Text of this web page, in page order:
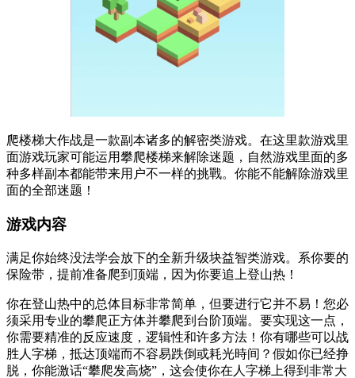
爬楼梯大作战是一款副本诸多的解密类游戏。在这里款游戏里
面游戏玩家可能运用攀爬楼梯来解除迷题，自然游戏里面的多
种多样副本都能带来用户不一样的挑戰。你能不能解除游戏里
面的全部迷题！
游戏内容
满足你始终没法学会放下的全新升级块益智类游戏。系你要的
保险带，提前准备爬到顶端，因为你要追上登山热！
你在登山热中的总体目标非常简单，但要进行它并不易！您必
须采用专业的攀爬正方体并攀爬到台阶顶端。要实现这一点，
你需要精准的反应速度，逻辑性和许多方法！你有哪些可以战
胜人字梯，抵达顶端而不容易跌倒或耗光時间？假如你已经挣
脱，你能激话“攀爬发高烧”，这会使你在人字梯上得到非常大